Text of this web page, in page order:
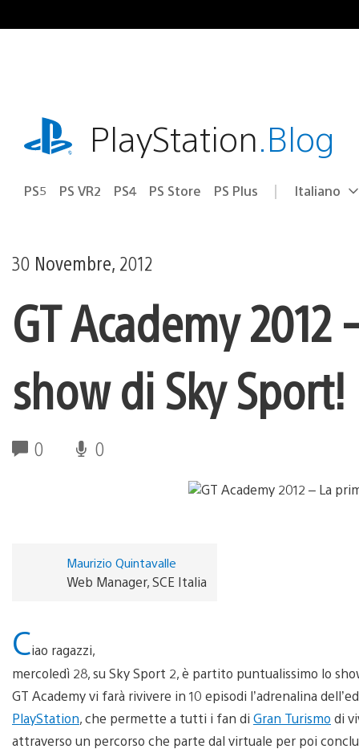
al
playstation.comPlayStation.Blog
PS5 PS VR2 PS4 PS Store PS Plus Seleziona
Regione
Italiano
30 Novembre, 2012
GT Academy
show di Sky Sport!
0 0
Maurizio Quintavalle
Web Manager, SCE Italia
Ciao ragazzi,
mercoledì 28, su Sky Sport 2, è partito puntualissimo lo
GT Academy vi farà rivivere in 10 episodi l’adrenalina
PlayStation, che permette a tutti i fan di Gran Turismo di
attraverso un percorso che parte dal virtuale per poi